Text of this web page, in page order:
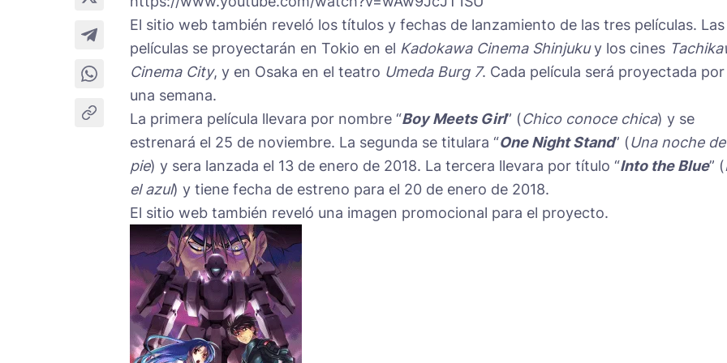
El sitio web también reveló los títulos y fechas de lanzamiento de las tres películas. Las
películas se proyectarán en Tokio en el Kadokawa Cinema Shinjukuy los cines
Cinema City, y en Osaka en el teatro Umeda Burg 7. Cada película será proyectada por
una semana.
La primera película llevara por nombre “Boy Meets Girl” (Chico conoce chica) y se
estrenará el 25 de noviembre. La segunda se titulara “One Night Stand” (Una noche de
pie) y sera lanzada el 13 de enero de 2018. La tercera llevara por título “Into the Blue” (
el azul) y tiene fecha de estreno para el 20 de enero de 2018.
El sitio web también reveló una imagen promocional para el proyecto.